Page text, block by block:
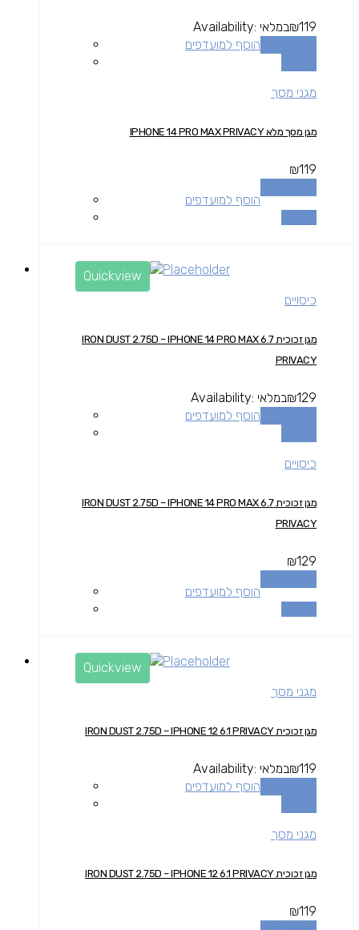
₪119
Availability: במלאי
הוסף למועדפים
מגני מסך
מגן מסך מלא IPHONE 14 PRO MAX PRIVACY
₪119
הוסף למועדפים
Quickview
כיסויים
מגן זכוכית IRON DUST 2.75D – IPHONE 14 PRO MAX 6.7
PRIVACY
₪129
Availability: במלאי
הוסף למועדפים
כיסויים
מגן זכוכית IRON DUST 2.75D – IPHONE 14 PRO MAX 6.7
PRIVACY
₪129
הוסף למועדפים
Quickview
מגני מסך
מגן זכוכית IRON DUST 2.75D – IPHONE 12 6.1 PRIVACY
₪119
Availability: במלאי
הוסף למועדפים
מגני מסך
מגן זכוכית IRON DUST 2.75D – IPHONE 12 6.1 PRIVACY
₪119